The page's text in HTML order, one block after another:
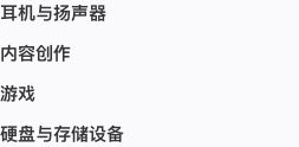
耳机与扬声器
内容创作
游戏
硬盘与存储设备